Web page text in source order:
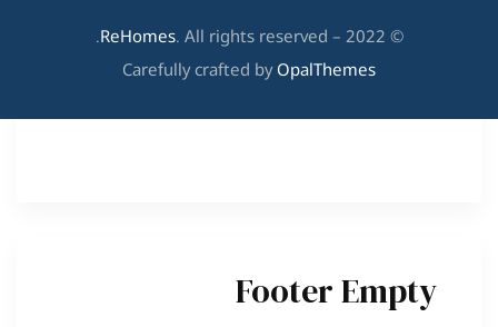
© 2022 –
ReHomes. All rights reserved.
Carefully crafted by OpalThemes
Footer Empty